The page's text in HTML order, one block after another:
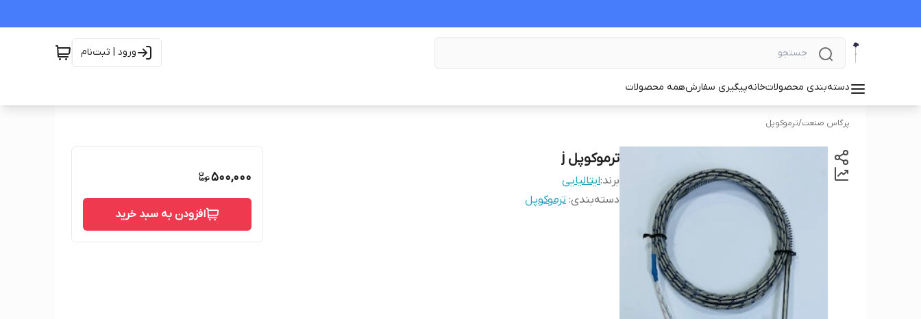
ورود | ثبت‌نام
دسته‌بندی محصولاتخانهپیگیری سفارشهمه محصولات
پرگاس صنعت/ترموکوپل
ترموکوپل j
برند:ایتالیایی
دسته‌بندی: ترموکوپل
500,000
افزودن به سبد خرید